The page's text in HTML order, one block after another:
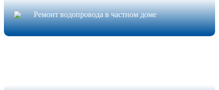
Ремонт водопровода в частном доме